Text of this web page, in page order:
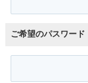
ご希望のパスワード